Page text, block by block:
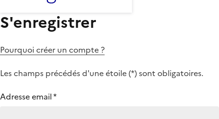
S'enregistrer
Pourquoi créer un compte ?
Les champs précédés d'une étoile (*) sont obligatoires.
Adresse email*